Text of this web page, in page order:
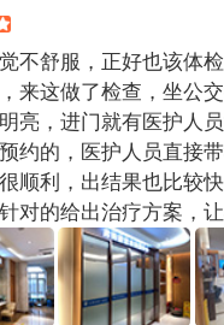
不舒服，正好也该体
来这做了检查，坐公
亮，进门就有医护人
约的，医护人员直接
顺利，出结果也比较
对的给出治疗方案，让